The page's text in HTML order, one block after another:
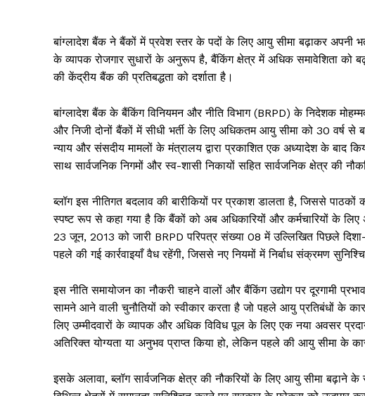
बांग्लादेश बैंक ने बैंकों में प्रवेश स्तर के पदों के लिए आयु सीमा बढ़ाकर अपनी
के व्यापक रोजगार सुधारों के अनुरूप है, बैंकिंग क्षेत्र में अधिक समावेशिता को
की केंद्रीय बैंक की प्रतिबद्धता को दर्शाता है।
बांग्लादेश बैंक के बैंकिंग विनियमन और नीति विभाग (BRPD) के निदेशक मोहम्मद
और निजी दोनों बैंकों में सीधी भर्ती के लिए अधिकतम आयु सीमा को 30 वर्ष
न्याय और संसदीय मामलों के मंत्रालय द्वारा प्रकाशित एक अध्यादेश के बाद
साथ सार्वजनिक निगमों और स्व-शासी निकायों सहित सार्वजनिक क्षेत्र की
ब्लॉग इस नीतिगत बदलाव की बारीकियों पर प्रकाश डालता है, जिससे
स्पष्ट रूप से कहा गया है कि बैंकों को अब अधिकारियों और कर्मचारियों के
23 जून, 2013 को जारी BRPD परिपत्र संख्या 08 में उल्लिखित पिछले
पहले की गई कार्रवाइयाँ वैध रहेंगी, जिससे नए नियमों में निर्बाध संक्रमण
इस नीति समायोजन का नौकरी चाहने वालों और बैंकिंग उद्योग पर दूरगामी
सामने आने वाली चुनौतियों को स्वीकार करता है जो पहले आयु प्रतिबंधों के
लिए उम्मीदवारों के व्यापक और अधिक विविध पूल के लिए एक नया अवसर
अतिरिक्त योग्यता या अनुभव प्राप्त किया हो, लेकिन पहले की आयु सीमा के
इसके अलावा, ब्लॉग सार्वजनिक क्षेत्र की नौकरियों के लिए आयु सीमा